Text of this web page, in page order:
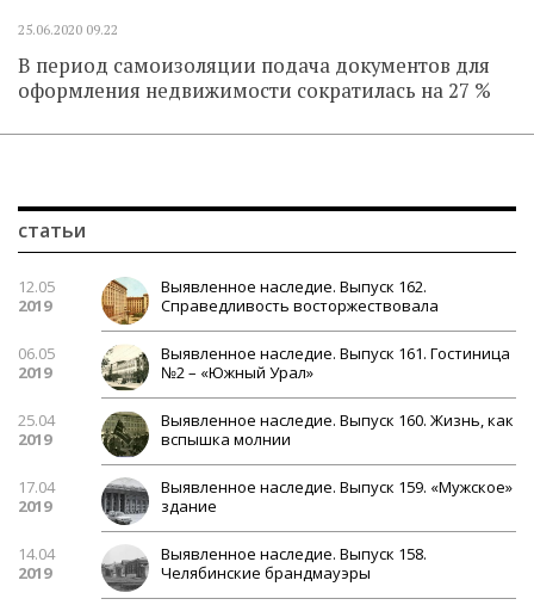
25.06.2020 09.22
В период самоизоляции подача документов для
оформления недвижимости сократилась на 27 %
статьи
12.05
2019
Выявленное наследие. Выпуск 162.
Справедливость восторжествовала
06.05
2019
Выявленное наследие. Выпуск 161. Гостиница
№2 – «Южный Урал»
25.04
2019
Выявленное наследие. Выпуск 160. Жизнь, как
вспышка молнии
17.04
2019
Выявленное наследие. Выпуск 159. «Мужское»
здание
14.04
2019
Выявленное наследие. Выпуск 158.
Челябинские брандмауэры